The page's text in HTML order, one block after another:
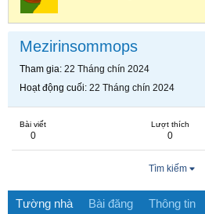
Mezirinsommops
Tham gia 22 Tháng chín 2024
Hoạt động cuối 22 Tháng chín 2024
Bài viết
0
Lượt thích
0
Tìm kiếm
Tường nhà Bài đăng Thông tin